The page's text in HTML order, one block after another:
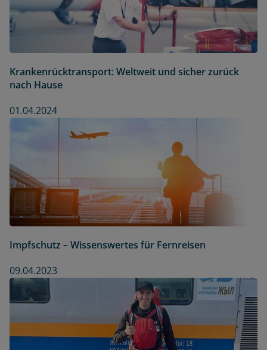
Krankenrücktransport: Weltweit und sicher zurück
nach Hause
01.04.2024
Impfschutz – Wissenswertes für Fernreisen
09.04.2023